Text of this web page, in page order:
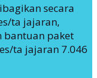
secara
ta jajaran,
bantuan paket
ta jajaran 7.046